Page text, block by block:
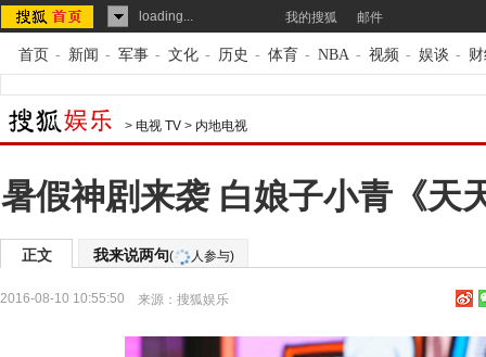
loading... 我的搜狐 邮件
首页 - 新闻 - 军事 - 文化 - 历史 - 体育 - NBA - 视频 - 娱谈 -
> 电视 TV > 内地电视
暑假神剧来袭 白娘子小青《天
正文 我来说两句( 人参与)
2016-08-10 10:55:50 来源： 搜狐娱乐